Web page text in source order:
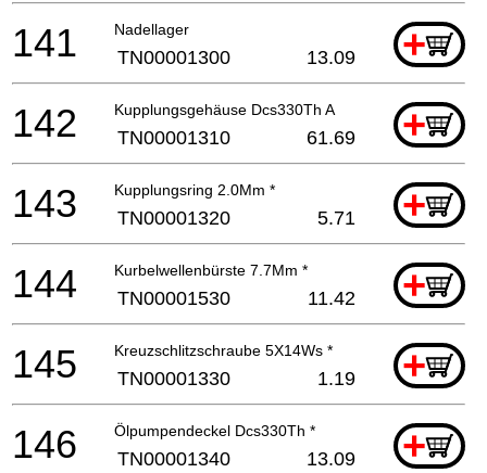
Nadellager +
141 TN00001300 13.09
Kupplungsgehäuse Dcs330Th A +
142 TN00001310 61.69
Kupplungsring 2.0Mm * +
143 TN00001320 5.71
Kurbelwellenbürste 7.7Mm * +
144 TN00001530 11.42
Kreuzschlitzschraube 5X14Ws * +
145 TN00001330 1.19
Ölpumpendeckel Dcs330Th * +
146 TN00001340 13.09